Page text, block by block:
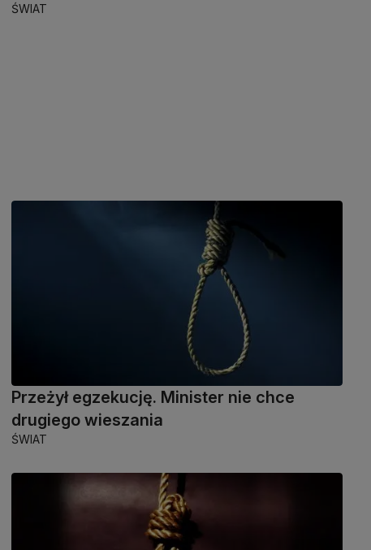
ŚWIAT
Przeżył egzekucję. Minister nie chce
drugiego wieszania
ŚWIAT